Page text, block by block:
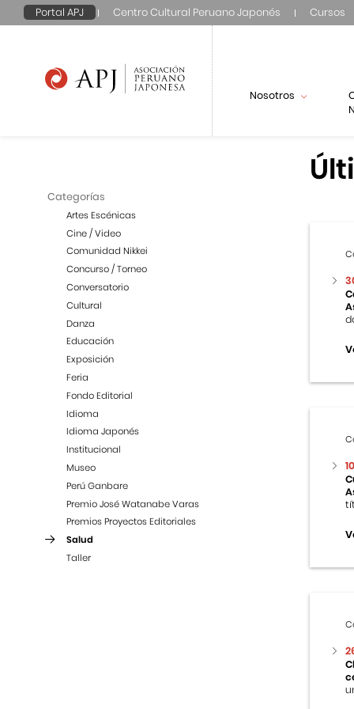
Portal APJ Centro Cultural Peruano Japonés Cursos
Nosotros
Categorías
Artes Escénicas
Cine / Video
Comunidad Nikkei
Concurso / Torneo
Conversatorio
Cultural
Danza
Educación
Exposición
Feria
Fondo Editorial
Idioma
Idioma Japonés
Institucional
Museo
Perú Ganbare
Premio José Watanabe Varas
Premios Proyectos Editoriales
Salud
Taller